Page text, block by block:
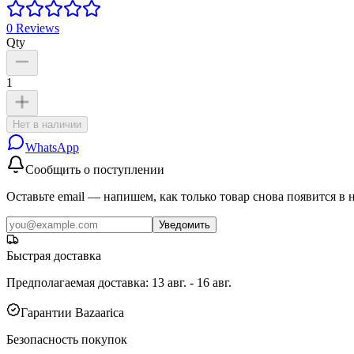
0 Reviews
Qty
1
Нет в наличии
WhatsApp
Сообщить о поступлении
Оставьте email — напишем, как только товар снова появится в
Уведомить
Быстрая доставка
Предполагаемая доставка: 13 авг. - 16 авг.
Гарантии Bazaarica
Безопасность покупок